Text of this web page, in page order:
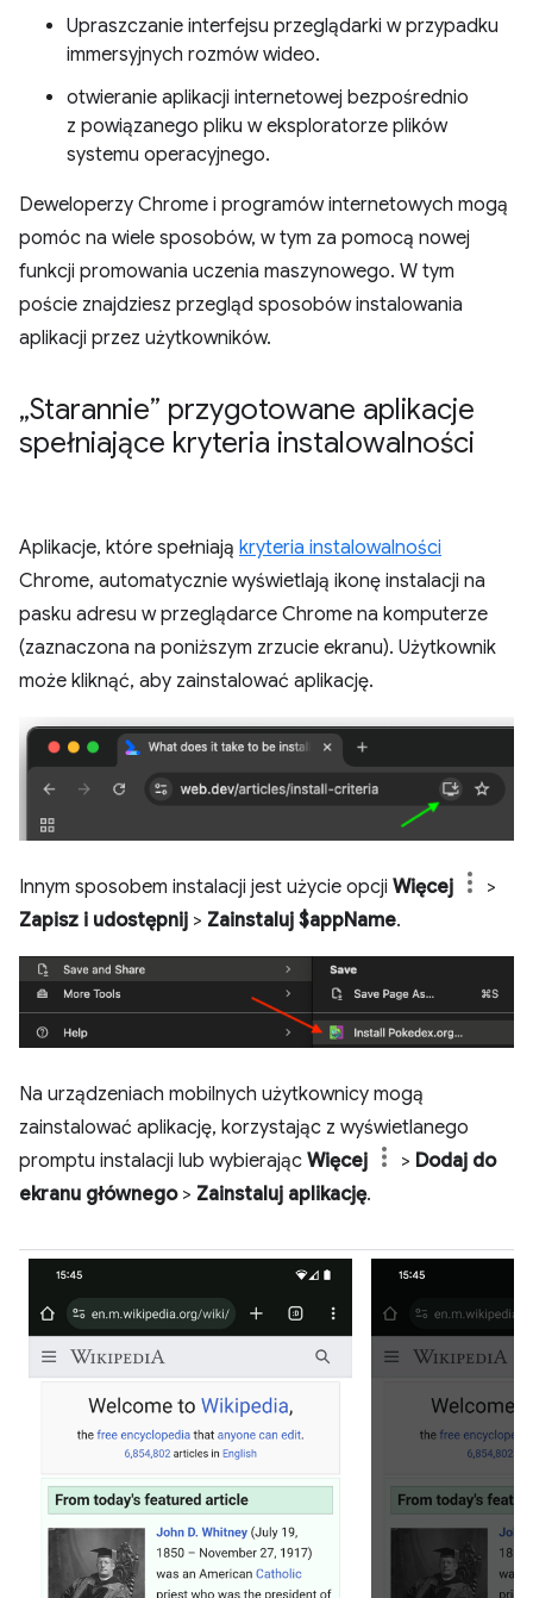
Upraszczanie interfejsu przeglądarki w przypadku
immersyjnych rozmów wideo.
otwieranie aplikacji internetowej bezpośrednio
z powiązanego pliku w eksploratorze plików
systemu operacyjnego.
Deweloperzy Chrome i programów internetowych mogą
pomóc na wiele sposobów, w tym za pomocą nowej
funkcji promowania uczenia maszynowego. W tym
poście znajdziesz przegląd sposobów instalowania
aplikacji przez użytkowników.
„Starannie” przygotowane aplikacje
spełniające kryteria instalowalności
Aplikacje, które spełniają kryteria instalowalności
Chrome, automatycznie wyświetlają ikonę instalacji na
pasku adresu w przeglądarce Chrome na komputerze
(zaznaczona na poniższym zrzucie ekranu). Użytkownik
może kliknąć, aby zainstalować aplikację.
Innym sposobem instalacji jest użycie opcji Więcej
>
Zapisz i udostępnij > Zainstaluj $appName.
Na urządzeniach mobilnych użytkownicy mogą
zainstalować aplikację, korzystając z wyświetlanego
promptu instalacji lub wybierając Więcej > Dodaj do
ekranu głównego> Zainstaluj aplikację.